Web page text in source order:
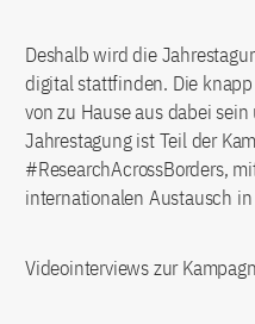
Deshalb wird die
digital stattfinden. Die
von zu Hause aus dabei
Jahrestagung ist Teil der
#ResearchAcrossBorders,
internationalen Austausch
Videointerviews zur